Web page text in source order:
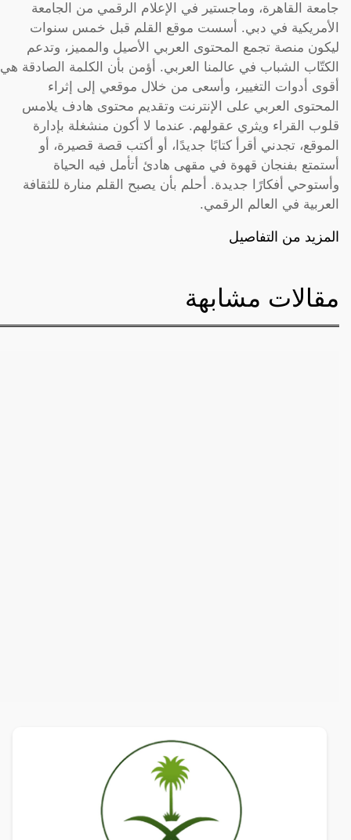
جامعة القاهرة، وماجستير في الإعلام الرقمي من الجامعة
الأمريكية في دبي. أسست موقع القلم قبل خمس سنوات
ليكون منصة تجمع المحتوى العربي الأصيل والمميز، وتدعم
الكتّاب الشباب في عالمنا العربي. أؤمن بأن الكلمة الصادقة هي
أقوى أدوات التغيير، وأسعى من خلال موقعي إلى إثراء
المحتوى العربي على الإنترنت وتقديم محتوى هادف يلامس
قلوب القراء ويثري عقولهم. عندما لا أكون منشغلة بإدارة
الموقع، تجدني أقرأ كتابًا جديدًا، أو أكتب قصة قصيرة، أو
أستمتع بفنجان قهوة في مقهى هادئ أتأمل فيه الحياة
وأستوحي أفكارًا جديدة. أحلم بأن يصبح القلم منارة للثقافة
العربية في العالم الرقمي.
المزيد من التفاصيل
مقالات مشابهة